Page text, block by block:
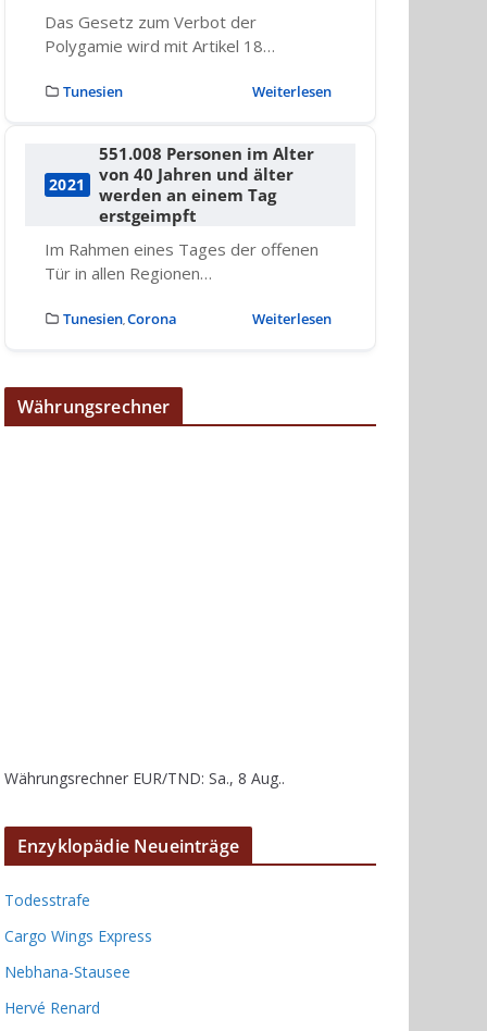
Das Gesetz zum Verbot der
Polygamie wird mit Artikel 18…
Tunesien Weiterlesen
2021
551.008 Personen im Alter
von 40 Jahren und älter
werden an einem Tag
erstgeimpft
Im Rahmen eines Tages der offenen
Tür in allen Regionen…
Tunesien Corona Weiterlesen
Währungsrechner
Währungsrechner EUR/TND: Sa., 8 Aug..
Enzyklopädie Neueinträge
Todesstrafe
Cargo Wings Express
Nebhana-Stausee
Hervé Renard